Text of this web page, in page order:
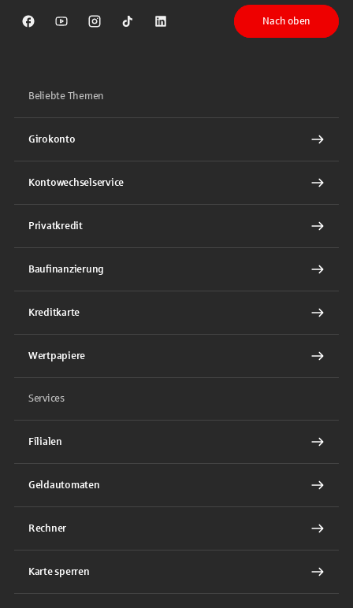
Sparkasse auf Facebook
Sparkasse auf Youtube
Sparkasse auf Instagram
Sparkasse auf TikTok
Sparkasse auf LinkedIn
Nach oben
Beliebte Themen
Girokonto
Kontowechselservice
Privatkredit
Baufinanzierung
Kreditkarte
Wertpapiere
Services
Filialen
Geldautomaten
Rechner
Karte sperren